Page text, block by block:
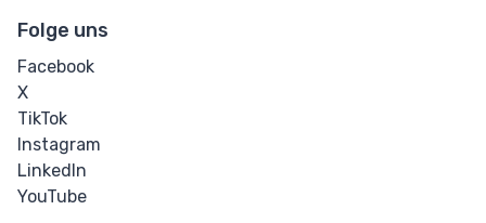
Folge uns
Facebook
X
TikTok
Instagram
LinkedIn
YouTube